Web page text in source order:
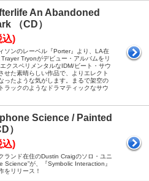
An Abandoned
（CD）
込)
ソンのレーベル『Porter』より、LA在
Trayer Tryonがデビュー・アルバムをリ
クスペリメンタルなIDM/ビート・サウ
せた素晴らしい作品で、よりエレクト
ったような気がします。まるで架空の
ラックのようなドラマティックなサウ
Science / Painted
）
込)
ランド在住のDustin Craigのソロ・ユニ
Science”が、『Symbolic Interaction』
をリリース！